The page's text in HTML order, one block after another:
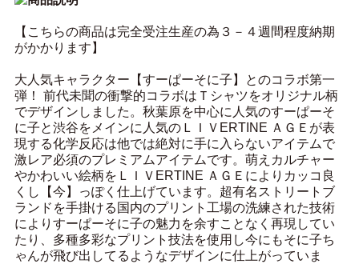
【こちらの商品は完全受注生産の為３－４週間程度納期
がかかります】
大人気キャラクター【すーぱーそに子】とのコラボ第一
弾！ 前代未聞の衝撃的コラボはＴシャツをオリジナル柄
でデザインしました。秋葉原を中心に人気のすーぱーそ
に子と渋谷をメインに人気のＬＩＶERTINE ＡＧＥが表
現する化学反応は他では絶対に手に入らないアイテムで
激レア必須のプレミアムアイテムです。萌えカルチャー
やかわいい絵柄をＬＩＶERTINE ＡＧＥによりカッコ良
くし【今】っぽく仕上げています。超有名ストリートブ
ランドを手掛ける国内のプリント工場の洗練された技術
によりすーぱーそに子の魅力を余すことなく再現してい
たり、多種多彩なプリント技法を使用し今にもそに子ち
ゃんが飛び出してるようなデザインに仕上がっていま